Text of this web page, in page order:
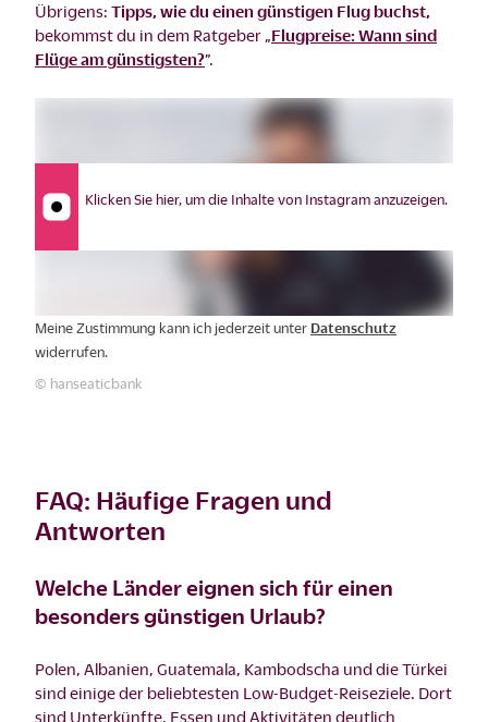
Übrigens: Tipps, wie du einen günstigen Flug buchst,
bekommst du in dem Ratgeber „ Flugpreise: Wann sind
Flüge am günstigsten?”.
Klicken Sie hier, um die Inhalte von Instagram anzuzeigen.
Meine Zustimmung kann ich jederzeit unter Datenschutz
widerrufen.
© hanseaticbank
FAQ: Häufige Fragen und
Antworten
Welche Länder eignen sich für einen
besonders günstigen Urlaub?
Polen, Albanien, Guatemala, Kambodscha und die Türkei
sind einige der beliebtesten Low-Budget-Reiseziele. Dort
sind Unterkünfte, Essen und Aktivitäten deutlich